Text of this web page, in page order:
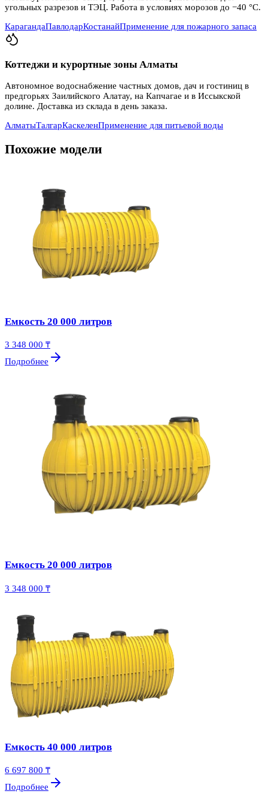
угольных разрезов и ТЭЦ. Работа в условиях морозов до −40 °C.
КарагандаПавлодарКостанайПрименение для пожарного запаса
Коттеджи и курортные зоны Алматы
Автономное водоснабжение частных домов, дач и гостиниц в
предгорьях Заилийского Алатау, на Капчагае и в Иссыкской
долине. Доставка из склада в день заказа.
АлматыТалгарКаскеленПрименение для питьевой воды
Похожие модели
Емкость 20 000 литров
3 348 000 ₸
Подробнее
Емкость 20 000 литров
3 348 000 ₸
Емкость 40 000 литров
6 697 800 ₸
Подробнее